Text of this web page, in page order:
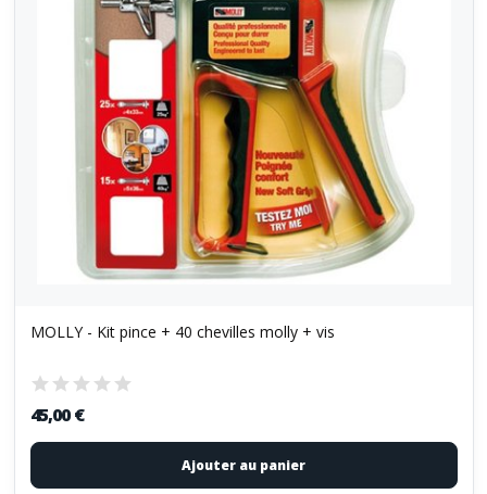
MOLLY - Kit pince + 40 chevilles molly + vis
45,00 €
Ajouter au panier